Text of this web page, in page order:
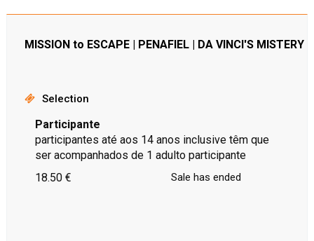
MISSION to ESCAPE | PENAFIEL | DA VINCI'S MISTERY
Selection
Participante
participantes até aos 14 anos inclusive têm que
ser acompanhados de 1 adulto participante
18.50 €
Sale has ended